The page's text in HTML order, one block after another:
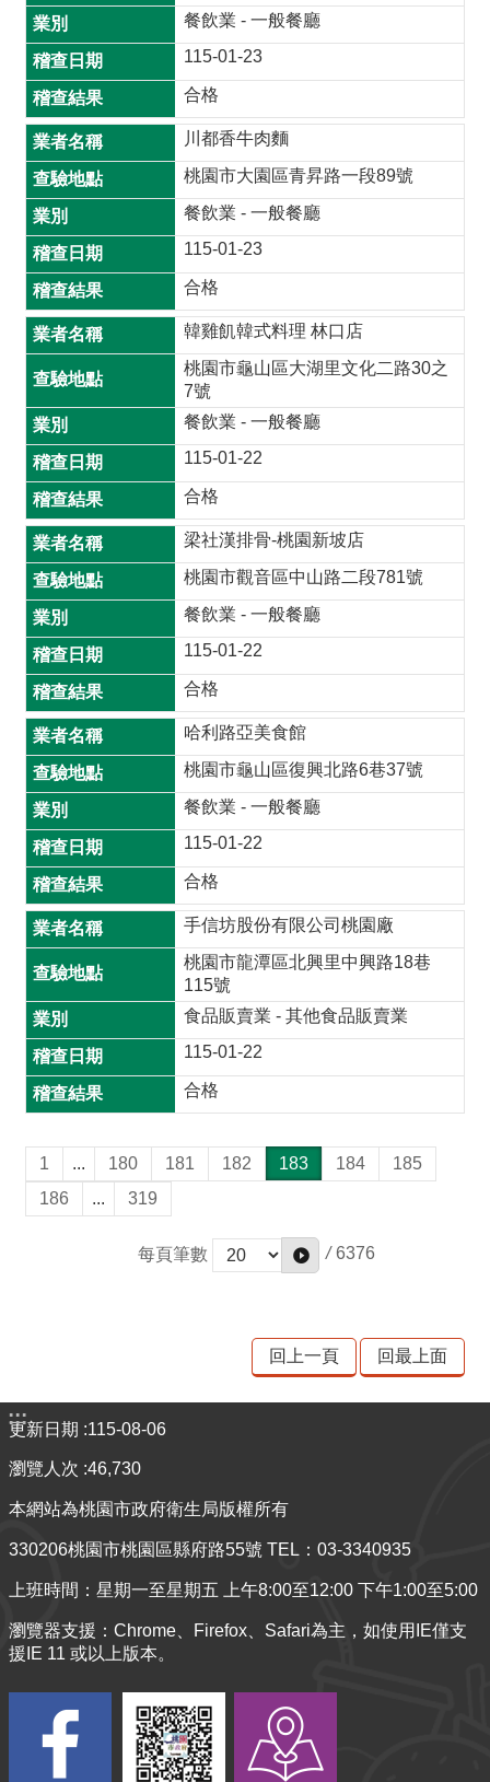
餐飲業 - 一般餐廳
115-01-23
合格
川都香牛肉麵
桃園市大園區青昇路一段89號
餐飲業 - 一般餐廳
115-01-23
合格
韓雞飢韓式料理 林口店
桃園市龜山區大湖里文化二路30之
7號
餐飲業 - 一般餐廳
115-01-22
合格
梁社漢排骨-桃園新坡店
桃園市觀音區中山路二段781號
餐飲業 - 一般餐廳
115-01-22
合格
哈利路亞美食館
桃園市龜山區復興北路6巷37號
餐飲業 - 一般餐廳
115-01-22
合格
手信坊股份有限公司桃園廠
桃園市龍潭區北興里中興路18巷
115號
食品販賣業 - 其他食品販賣業
115-01-22
合格
1 ... 180 181 182 183 184
185
186
... 319
每頁筆數 / 6376
回上一頁 回最上面
:::
更新日期 115-08-06
瀏覽人次 46,730
本網站為桃園市政府衛生局版權所有
330206桃園市桃園區縣府路55號 TEL：03-3340935
上班時間：星期一至星期五 上午8:00至12:00 下午1:00至5:00
瀏覽器支援：Chrome、Firefox、Safari為主，如使用IE僅支
援IE 11 或以上版本。